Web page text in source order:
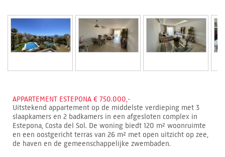
APPARTEMENT ESTEPONA € 750.000,-
Uitstekend appartement op de middelste verdieping met 3
slaapkamers en 2 badkamers in een afgesloten complex in
Estepona, Costa del Sol. De woning biedt 120 m² woonruimte
en een oostgericht terras van 26 m² met open uitzicht op zee,
de haven en de gemeenschappelijke zwembaden.